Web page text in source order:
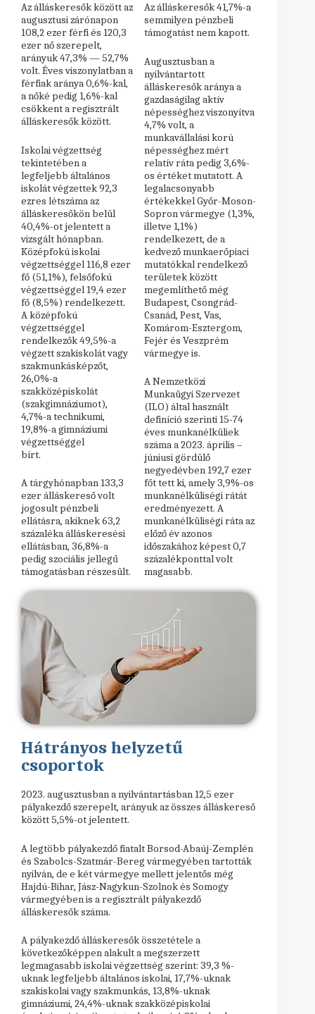
Az álláskeresők között az
augusztusi zárónapon
108,2 ezer férfi és 120,3
ezer nő szerepelt,
arányuk 47,3% — 52,7%
volt. Éves viszonylatban a
férfiak aránya 0,6%-kal,
a nőké pedig 1,6%-kal
csökkent a regisztrált
álláskeresők között.
Iskolai végzettség
tekintetében a
legfeljebb általános
iskolát végzettek 92,3
ezres létszáma az
álláskeresőkön belül
40,4%-ot jelentett a
vizsgált hónapban.
Középfokú iskolai
végzettséggel 116,8 ezer
fő (51,1%), felsőfokú
végzettséggel 19,4 ezer
fő (8,5%) rendelkezett.
A középfokú
végzettséggel
rendelkezők 49,5%-a
végzett szakiskolát vagy
szakmunkásképzőt,
26,0%-a
szakközépiskolát
(szakgimnáziumot),
4,7%-a technikumi,
19,8%-a gimnáziumi
végzettséggel
bírt.
A tárgyhónapban 133,3
ezer álláskereső volt
jogosult pénzbeli
ellátásra, akiknek 63,2
százaléka álláskeresési
ellátásban, 36,8%-a
pedig szociális jellegű
támogatásban részesült.
Az álláskeresők 41,7%-a
semmilyen pénzbeli
támogatást nem kapott.
Augusztusban a
nyilvántartott
álláskeresők aránya a
gazdaságilag aktív
népességhez viszonyítva
4,7% volt, a
munkavállalási korú
népességhez mért
relatív ráta pedig 3,6%-
os értéket mutatott. A
legalacsonyabb
értékekkel Győr-Moson-
Sopron vármegye (1,3%,
illetve 1,1%)
rendelkezett, de a
kedvező munkaerőpiaci
mutatókkal rendelkező
területek között
megemlíthető még
Budapest, Csongrád-
Csanád, Pest, Vas,
Komárom-Esztergom,
Fejér és Veszprém
vármegye is.
A Nemzetközi
Munkaügyi Szervezet
(ILO) által használt
definíció szerinti 15-74
éves munkanélküliek
száma a 2023. április –
júniusi gördülő
negyedévben 192,7 ezer
főt tett ki, amely 3,9%-os
munkanélküliségi rátát
eredményezett. A
munkanélküliségi ráta az
előző év azonos
időszakához képest 0,7
százalékponttal volt
magasabb.
Hátrányos helyzetű
csoportok
2023. augusztusban a nyilvántartásban 12,5 ezer
pályakezdő szerepelt, arányuk az összes álláskereső
között 5,5%-ot jelentett.
A legtöbb pályakezdő fiatalt Borsod-Abaúj-Zemplén
és Szabolcs-Szatmár-Bereg vármegyében tartották
nyilván, de e két vármegye mellett jelentős még
Hajdú-Bihar, Jász-Nagykun-Szolnok és Somogy
vármegyében is a regisztrált pályakezdő
álláskeresők száma.
A pályakezdő álláskeresők összetétele a
következőképpen alakult a megszerzett
legmagasabb iskolai végzettség szerint: 39,3 %-
uknak legfeljebb általános iskolai, 17,7%-uknak
szakiskolai vagy szakmunkás, 13,8%-uknak
gimnáziumi, 24,4%-uknak szakközépiskolai